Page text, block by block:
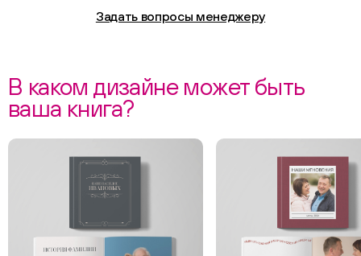
Задать вопросы менеджеру
В каком дизайне может быть
ваша книга?